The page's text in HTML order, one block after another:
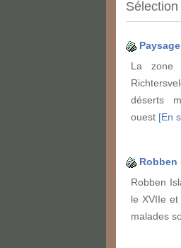
La zone
déserts
ouest [En
Robben
Robben
le XVIIe
malades